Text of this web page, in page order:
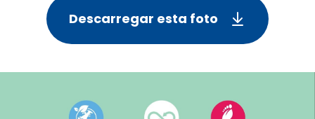
Descarregar esta foto